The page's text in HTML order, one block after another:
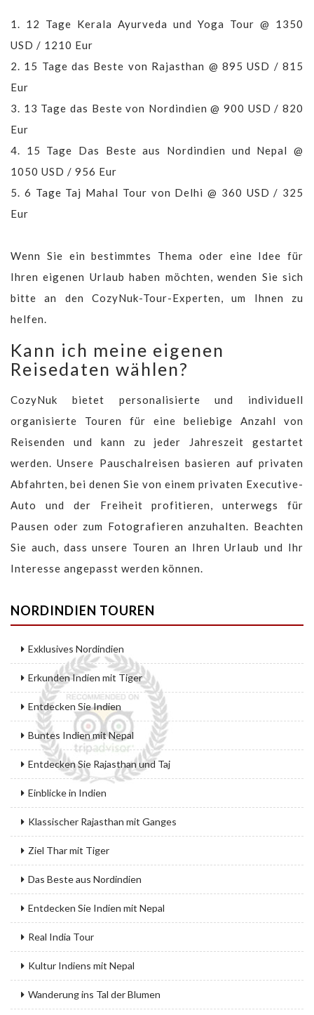
1. 12 Tage Kerala Ayurveda und Yoga Tour @ 1350
USD / 1210 Eur
2. 15 Tage das Beste von Rajasthan @ 895 USD / 815
Eur
3. 13 Tage das Beste von Nordindien @ 900 USD / 820
Eur
4. 15 Tage Das Beste aus Nordindien und Nepal @
1050 USD / 956 Eur
5. 6 Tage Taj Mahal Tour von Delhi @ 360 USD / 325
Eur
Wenn Sie ein bestimmtes Thema oder eine Idee für
Ihren eigenen Urlaub haben möchten, wenden Sie sich
bitte an den CozyNuk-Tour-Experten, um Ihnen zu
helfen.
Kann ich meine eigenen
Reisedaten wählen?
CozyNuk bietet personalisierte und individuell
organisierte Touren für eine beliebige Anzahl von
Reisenden und kann zu jeder Jahreszeit gestartet
werden. Unsere Pauschalreisen basieren auf privaten
Abfahrten, bei denen Sie von einem privaten Executive-
Auto und der Freiheit profitieren, unterwegs für
Pausen oder zum Fotografieren anzuhalten. Beachten
Sie auch, dass unsere Touren an Ihren Urlaub und Ihr
Interesse angepasst werden können.
NORDINDIEN TOUREN
Exklusives Nordindien
Erkunden Indien mit Tiger
Entdecken Sie Indien
Buntes Indien mit Nepal
Entdecken Sie Rajasthan und Taj
Einblicke in Indien
Klassischer Rajasthan mit Ganges
Ziel Thar mit Tiger
Das Beste aus Nordindien
Entdecken Sie Indien mit Nepal
Real India Tour
Kultur Indiens mit Nepal
Wanderung ins Tal der Blumen